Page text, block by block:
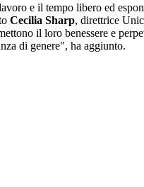
e il tempo libero ed
Cecilia Sharp, direttrice
il loro benessere e
di genere", ha aggiunto.